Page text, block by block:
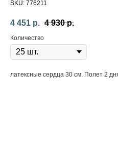
SKU: 776211
4 451 р. 4 930 р.
Количество
латексные сердца 30 см. Полет 2